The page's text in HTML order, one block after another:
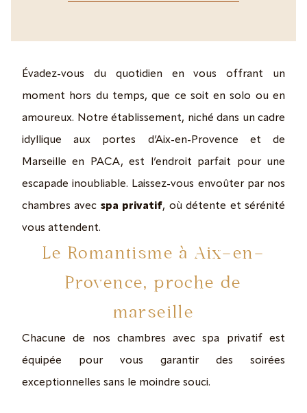
Évadez-vous du quotidien en vous offrant un
moment hors du temps, que ce soit en solo ou en
amoureux. Notre établissement, niché dans un cadre
idyllique aux portes d’Aix-en-Provence et de
Marseille en PACA, est l’endroit parfait pour une
escapade inoubliable. Laissez-vous envoûter par nos
chambres avec spa privatif, où détente et sérénité
vous attendent.
Le Romantisme à Aix-en-
Provence, proche de
marseille
Chacune de nos chambres avec spa privatif est
équipée pour vous garantir des soirées
exceptionnelles sans le moindre souci.